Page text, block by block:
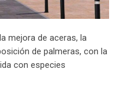
mejora de aceras, la
de palmeras, con la
con especies